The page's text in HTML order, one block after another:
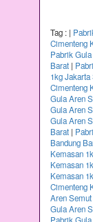
Tag : |
Cimenteng
Pabrik
Barat |
1kg Jakarta
Cimenteng
Gula Aren
Gula Aren
Gula Aren
Barat |
Bandung
Kemasan
Kemasan
Kemasan
Cimenteng
Aren
Gula Aren